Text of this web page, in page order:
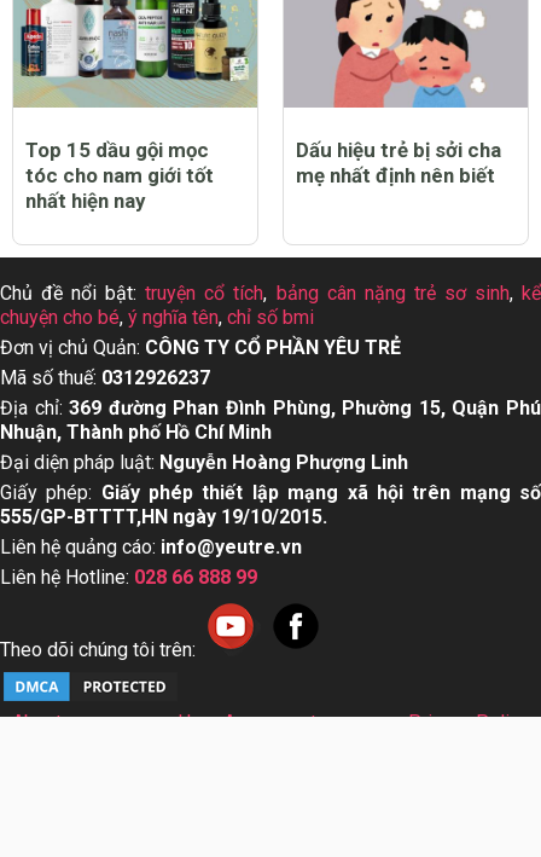
Top 15 dầu gội mọc
tóc cho nam giới tốt
nhất hiện nay
Dấu hiệu trẻ bị sởi cha
mẹ nhất định nên biết
Chủ đề nổi bật:truyện cổ tích, bảng cân nặng trẻ sơ sinh,kể
chuyện cho bé, ý nghĩa tên, chỉ số bmi
Đơn vị chủ Quản: CÔNG TY CỔ PHẦN YÊU TRẺ
Mã số thuế: 0312926237
Địa chỉ:369 đường Phan Đình Phùng, Phường 15, Quận Phú
Nhuận, Thành phố Hồ Chí Minh
Đại diện pháp luật: Nguyễn Hoàng Phượng Linh
Giấy phép: Giấy phép thiết lập mạng xã hội trên mạng số
555/GP-BTTTT,HN ngày 19/10/2015.
Liên hệ quảng cáo: info@yeutre.vn
Liên hệ Hotline: 028 66 888 99
Theo dõi chúng tôi trên:
About us User Agreement
Privacy Policy